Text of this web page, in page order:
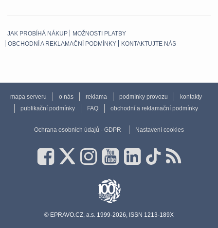
JAK PROBÍHÁ NÁKUP
MOŽNOSTI PLATBY
OBCHODNÍ A REKLAMAČNÍ PODMÍNKY
KONTAKTUJTE NÁS
mapa serveru o nás reklama podmínky provozu
kontakty
publikační podmínky
FAQ obchodní a reklamační podmínky
Ochrana osobních údajů - GDPR Nastavení cookies
© EPRAVO.CZ, a.s. 1999-2026, ISSN 1213-189X